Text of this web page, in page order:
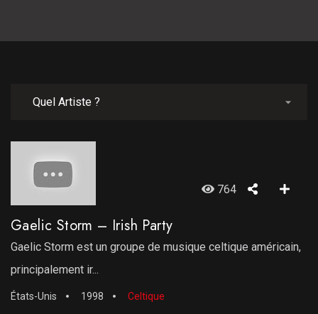
764
Gaelic Storm – Irish Party
Gaelic Storm est un groupe de musique celtique américain,
principalement ir...
États-Unis 1998 Celtique